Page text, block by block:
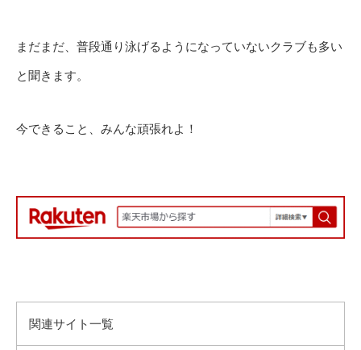
まだまだ、普段通り泳げるようになっていないクラブも多い
と聞きます。
今できること、みんな頑張れよ！
関連サイト一覧